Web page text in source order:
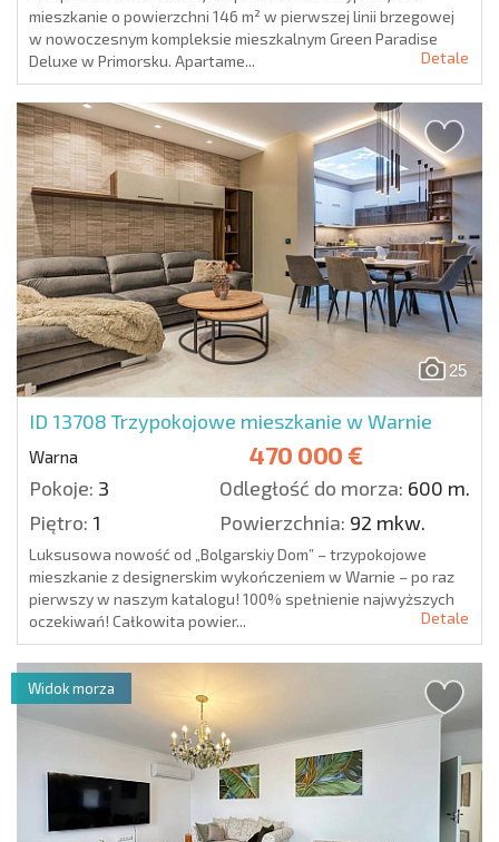
mieszkanie o powierzchni 146 m² w pierwszej linii brzegowej
w nowoczesnym kompleksie mieszkalnym Green Paradise
Deluxe w Primorsku. Apartame...
Detale
25
ID 13708 Trzypokojowe mieszkanie w Warnie
Warna 470 000 €
Pokoje: 3 Odległość do morza: 600 m.
Piętro: 1 Powierzchnia: 92 mkw.
Luksusowa nowość od „Bolgarskiy Dom” – trzypokojowe
mieszkanie z designerskim wykończeniem w Warnie – po raz
pierwszy w naszym katalogu! 100% spełnienie najwyższych
oczekiwań! Całkowita powier...
Detale
Widok morza